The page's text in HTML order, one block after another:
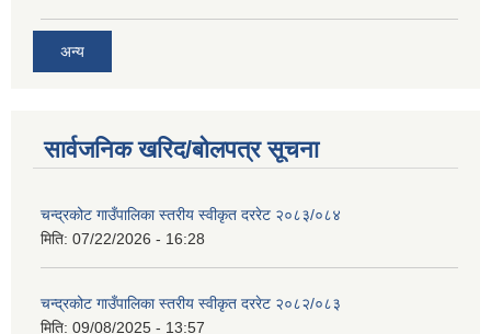
अन्य
सार्वजनिक खरिद/बोलपत्र सूचना
चन्द्रकोट गाउँपालिका स्तरीय स्वीकृत दररेट २०८३/०८४
मिति: 07/22/2026 - 16:28
चन्द्रकोट गाउँपालिका स्तरीय स्वीकृत दररेट २०८२/०८३
मिति: 09/08/2025 - 13:57